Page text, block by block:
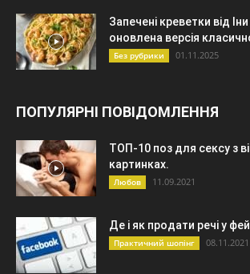
Запечені креветки від
оновлена ​​версія
Без рубрики 01.11.2025
ПОПУЛЯРНІ ПОВІДОМЛЕННЯ
ТОП-10 поз для сексу з
картинках.
Любов 11.09.2021
Де і як продати речі у
Практичний шопінг 08.11.2021